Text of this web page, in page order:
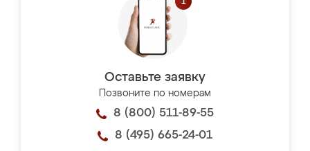
Оставьте заявку
Позвоните по номерам
8 (800) 511-89-55
8 (495) 665-24-01